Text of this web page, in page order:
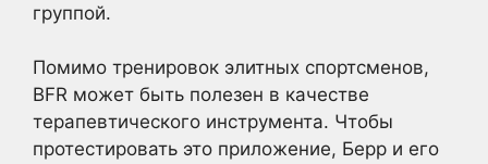
группой.
Помимо тренировок элитных спортсменов,
BFR может быть полезен в качестве
терапевтического инструмента. Чтобы
протестировать это приложение, Берр и его